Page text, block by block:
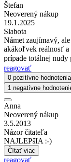
Štefan
Neoverený nákup
19.1.2025
Slabota
Námet zaujímavý,
akákoľvek reálnosť
prípade totálnej
reagovať
0 pozitívne hodnotenia
1 negatívne
Anna
Neoverený nákup
3.5.2013
Názor čitateľa
NAJLEPšIA :-)
Čítať viac
reagovať